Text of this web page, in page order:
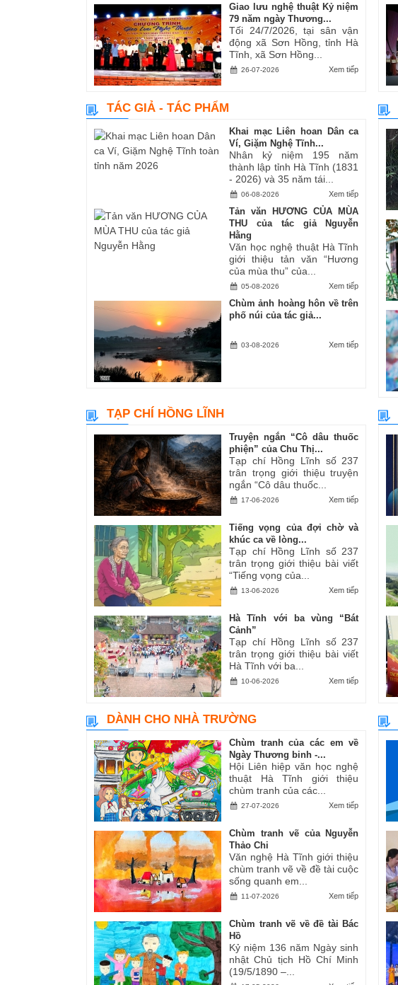
Giao lưu nghệ thuật Kỷ niệm
79 năm ngày Thương...
Tối 24/7/2026, tại sân vận
động xã Sơn Hồng, tỉnh Hà
Tĩnh, xã Sơn Hồng...
Xem tiếp
26-07-2026
TÁC GIẢ - TÁC PHẨM
Khai mạc Liên hoan Dân ca
Ví, Giặm Nghệ Tĩnh...
Nhân kỷ niệm 195 năm
thành lập tỉnh Hà Tĩnh (1831
- 2026) và 35 năm tái...
Xem tiếp
06-08-2026
Tản văn HƯƠNG CỦA MÙA
THU của tác giả Nguyễn
Hằng
Văn học nghệ thuật Hà Tĩnh
giới thiệu tản văn “Hương
của mùa thu” của...
Xem tiếp
05-08-2026
Chùm ảnh hoàng hôn về trên
phố núi của tác giả...
Xem tiếp
03-08-2026
TẠP CHÍ HỒNG LĨNH
Truyện ngắn “Cô dâu thuốc
phiện” của Chu Thị...
Tạp chí Hồng Lĩnh số 237
trân trọng giới thiệu truyện
ngắn “Cô dâu thuốc...
Xem tiếp
17-06-2026
Tiếng vọng của đợi chờ và
khúc ca về lòng...
Tạp chí Hồng Lĩnh số 237
trân trọng giới thiệu bài viết
“Tiếng vọng của...
Xem tiếp
13-06-2026
Hà Tĩnh với ba vùng “Bát
Cảnh”
Tạp chí Hồng Lĩnh số 237
trân trọng giới thiệu bài viết
Hà Tĩnh với ba...
Xem tiếp
10-06-2026
DÀNH CHO NHÀ TRƯỜNG
Chùm tranh của các em về
Ngày Thương binh -...
Hội Liên hiệp văn học nghệ
thuật Hà Tĩnh giới thiệu
chùm tranh của các...
Xem tiếp
27-07-2026
Chùm tranh vẽ của Nguyễn
Thảo Chi
Văn nghệ Hà Tĩnh giới thiệu
chùm tranh vẽ về đề tài cuộc
sống quanh em...
Xem tiếp
11-07-2026
Chùm tranh vẽ về đề tài Bác
Hồ
Kỷ niệm 136 năm Ngày sinh
nhật Chủ tịch Hồ Chí Minh
(19/5/1890 –...